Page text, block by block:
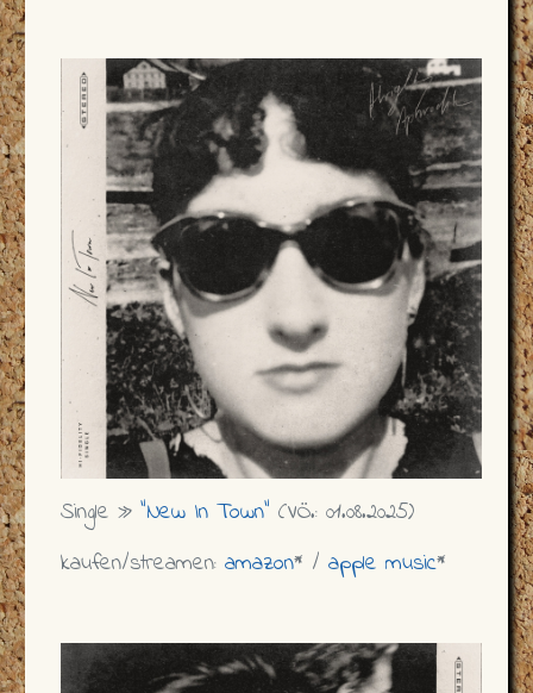
Single » "New In Town" (VÖ.: 01.08.2025)
kaufen/streamen: amazon* / apple music*